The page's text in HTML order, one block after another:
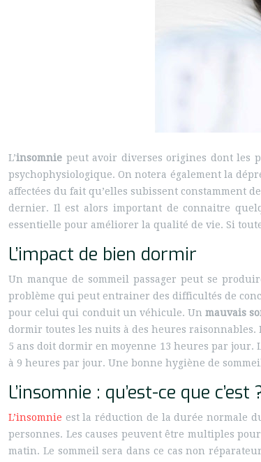
L’insomnie peut avoir diverses origines dont les
psychophysiologique. On notera également la
affectées du fait qu’elles subissent constamment
dernier. Il est alors important de connaitre
essentielle pour améliorer la qualité de vie. Si
L’impact de bien dormir
Un manque de sommeil passager peut se
problème qui peut entrainer des difficultés de
pour celui qui conduit un véhicule. Unmauvais
dormir toutes les nuits à des heures raisonnables.
5 ans doit dormir en moyenne 13 heures par jour.
à 9 heures par jour. Une bonne hygiène de
L’insomnie : qu’est-ce que c’est
L’insomnie est la réduction de la durée normale
personnes. Les causes peuvent être multiples
matin. Le sommeil sera dans ce cas non